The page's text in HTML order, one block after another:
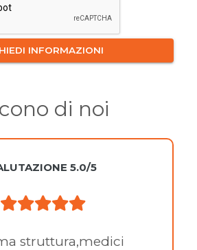
di noi
5.0/5
struttura,medici